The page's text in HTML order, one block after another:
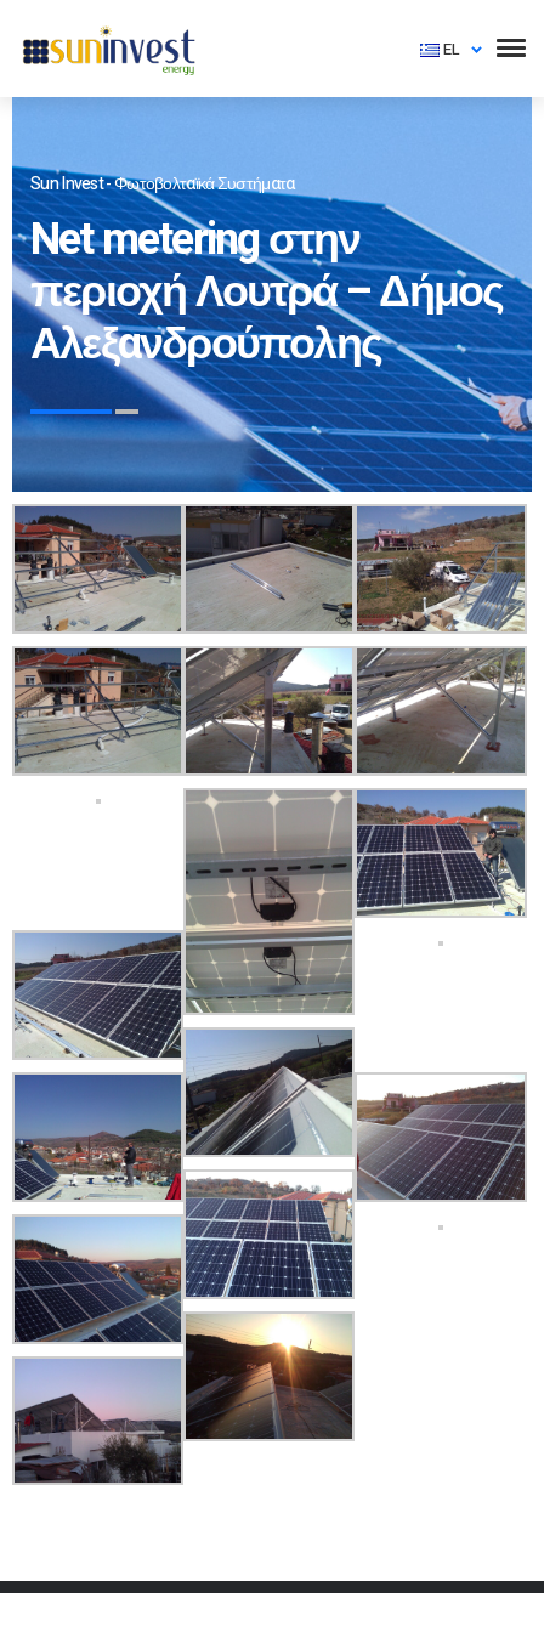
EL
Sun Invest - Φωτοβολταϊκά Συστήματα
Net metering στην
περιοχή Λουτρά – Δήμος
Αλεξανδρούπολης